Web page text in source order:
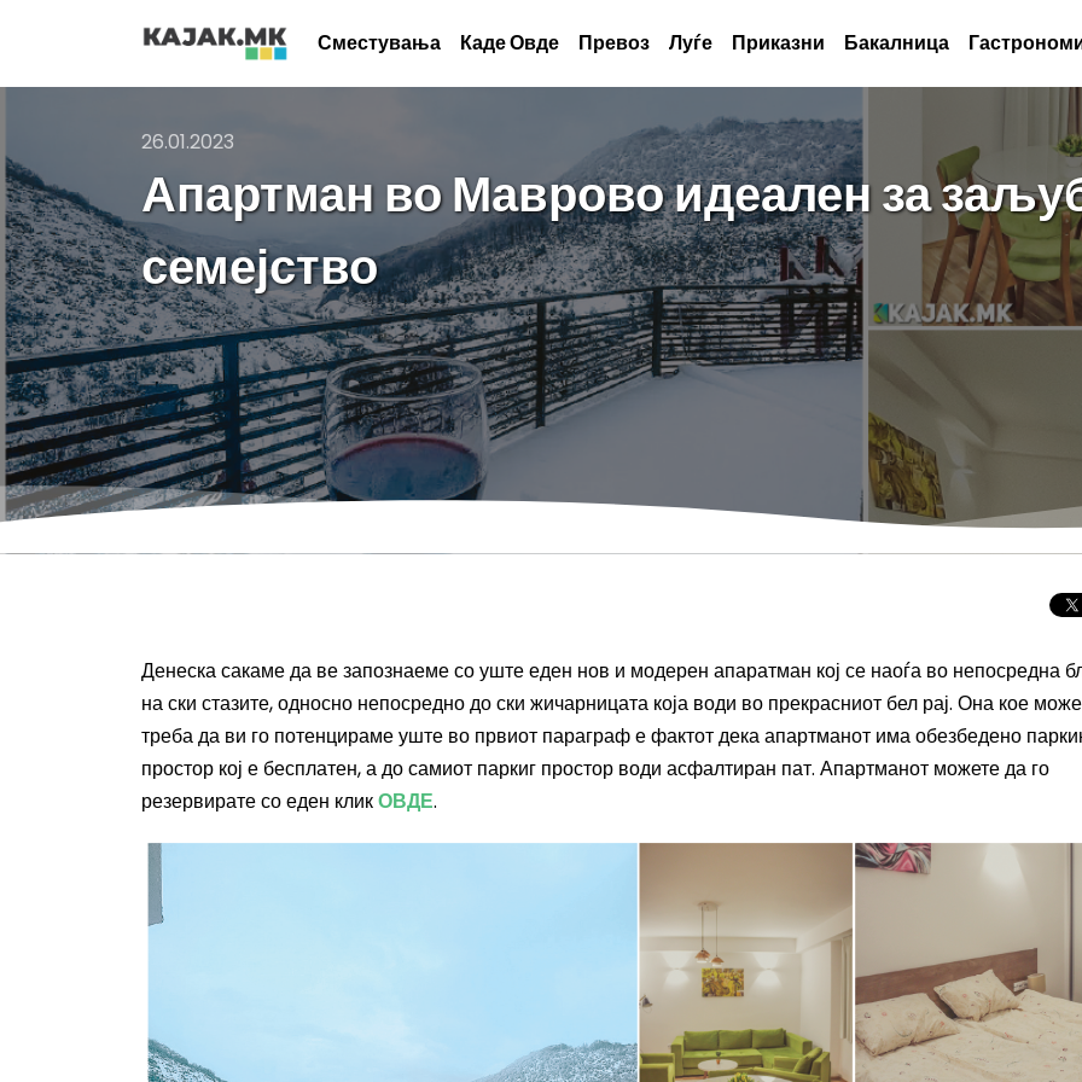
Сместувања Каде Овде Превоз Луѓе Приказни Бакалница
26.01.2023
Апартман во Маврово идеален за
семејство
Денеска сакаме да ве запознаеме со уште еден нов и модерен апаратман кој се наоѓа во непосредна
на ски стазите, односно непосредно до ски жичарницата која води во прекрасниот бел рај. Она кое
треба да ви го потенцираме уште во првиот параграф е фактот дека апартманот има обезбедено
простор кој е бесплатен, а до самиот паркиг простор води асфалтиран пат. Апартманот можете да го
резервирате со еден кликОВДЕ.
Скриени
Европа:
нов туристички